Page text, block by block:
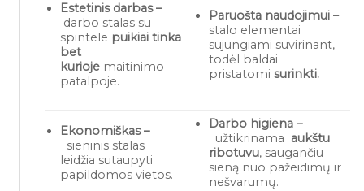
Estetinis darbas –
darbo stalas su
spintele puikiai tinka
bet
kuriojemaitinimo
patalpoje.
Paruošta naudojimui–
stalo elementai
sujungiami suvirinant,
todėl baldai
pristatomi surinkti.
Ekonomiškas –
sieninis stalas
leidžia sutaupyti
papildomos vietos.
Darbo higiena –
užtikrinama aukštu
ribotuvu, saugančiu
sieną nuo pažeidimų ir
nešvarumų.